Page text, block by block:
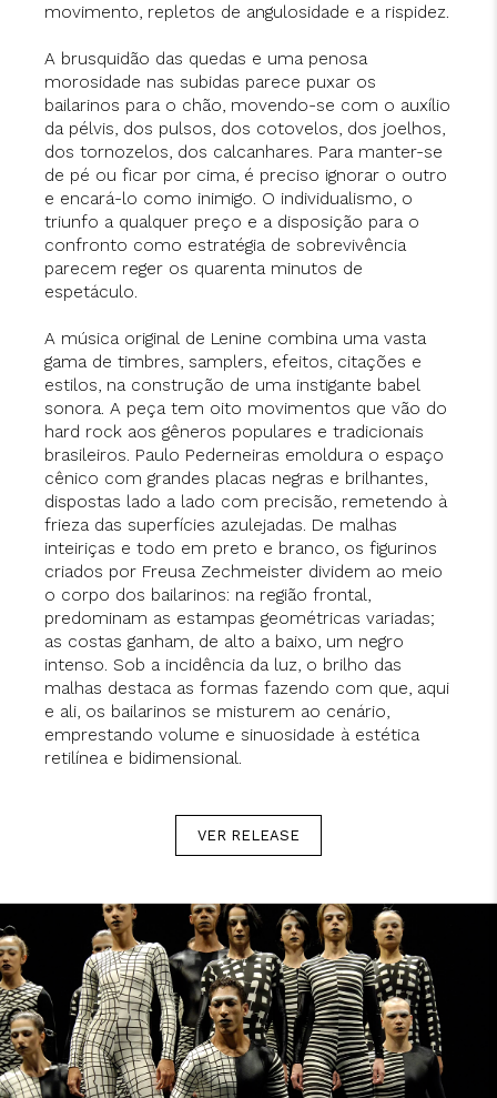
movimento, repletos de angulosidade e a rispidez.
A brusquidão das quedas e uma penosa
morosidade nas subidas parece puxar os
bailarinos para o chão, movendo-se com o auxílio
da pélvis, dos pulsos, dos cotovelos, dos joelhos,
dos tornozelos, dos calcanhares. Para manter-se
de pé ou ficar por cima, é preciso ignorar o outro
e encará-lo como inimigo. O individualismo, o
triunfo a qualquer preço e a disposição para o
confronto como estratégia de sobrevivência
parecem reger os quarenta minutos de
espetáculo.
A música original de Lenine combina uma vasta
gama de timbres, samplers, efeitos, citações e
estilos, na construção de uma instigante babel
sonora. A peça tem oito movimentos que vão do
hard rock aos gêneros populares e tradicionais
brasileiros. Paulo Pederneiras emoldura o espaço
cênico com grandes placas negras e brilhantes,
dispostas lado a lado com precisão, remetendo à
frieza das superfícies azulejadas. De malhas
inteiriças e todo em preto e branco, os figurinos
criados por Freusa Zechmeister dividem ao meio
o corpo dos bailarinos: na região frontal,
predominam as estampas geométricas variadas;
as costas ganham, de alto a baixo, um negro
intenso. Sob a incidência da luz, o brilho das
malhas destaca as formas fazendo com que, aqui
e ali, os bailarinos se misturem ao cenário,
emprestando volume e sinuosidade à estética
retilínea e bidimensional.
VER RELEASE